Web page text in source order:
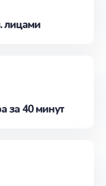
лицами
за 40 минут